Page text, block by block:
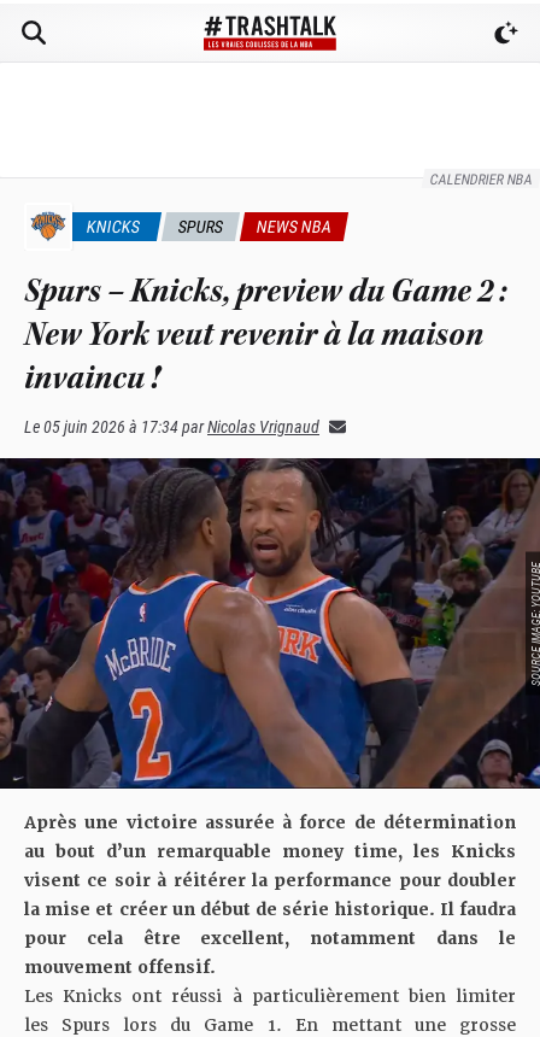
CALENDRIER NBA
KNICKS SPURS NEWS NBA
Spurs – Knicks, preview du Game 2 :
New York veut revenir à la maison
invaincu !
Le05 juin 2026 à 17:34parNicolas Vrignaud
SOURCE
Après une victoire assurée à force de détermination
au bout d’un remarquable money time, les Knicks
visent ce soir à réitérer la performance pour doubler
la mise et créer un début de série historique. Il faudra
pour cela être excellent, notamment dans le
mouvement offensif.
Les Knicks ont réussi à particulièrement bien limiter
les Spurs lors du Game 1. En mettant une grosse